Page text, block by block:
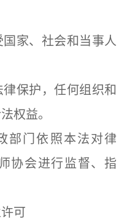
家、社会和当事人
保护，任何组织和
权益。
门依照本法对律
协会进行监督、指
可